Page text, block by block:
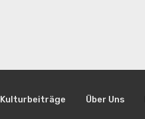
Kulturbeiträge Über Uns